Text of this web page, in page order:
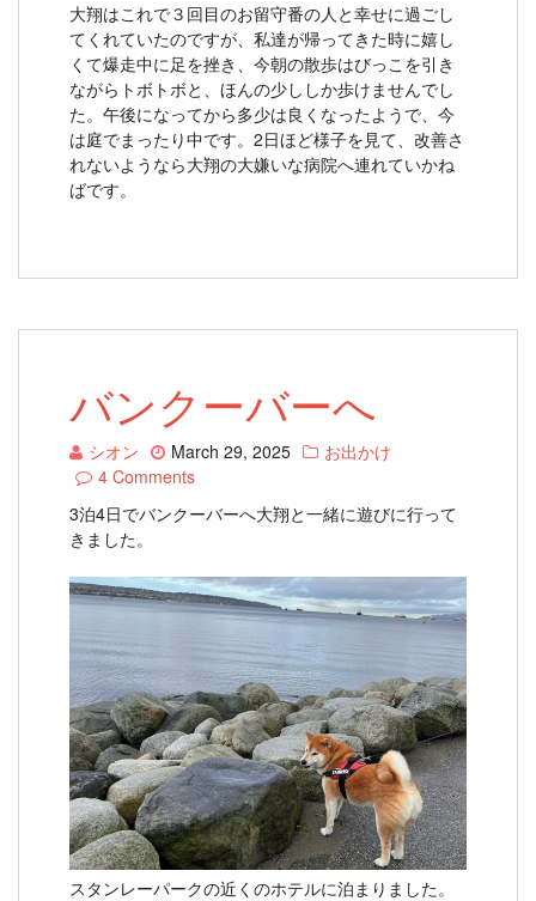
大翔はこれで３回目のお留守番の人と幸せに過ごし
てくれていたのですが、私達が帰ってきた時に嬉し
くて爆走中に足を挫き、今朝の散歩はびっこを引き
ながらトボトボと、ほんの少ししか歩けませんでし
た。午後になってから多少は良くなったようで、今
は庭でまったり中です。2日ほど様子を見て、改善さ
れないようなら大翔の大嫌いな病院へ連れていかね
ばです。
バンクーバーへ
シオン March 29, 2025
お出かけ
4 Comments
3泊4日でバンクーバーへ大翔と一緒に遊びに行って
きました。
スタンレーパークの近くのホテルに泊まりました。